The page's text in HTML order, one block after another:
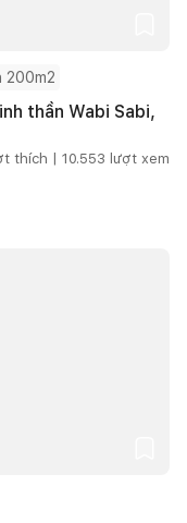
200m2
thần Wabi Sabi,
thích | 10.553 lượt xem